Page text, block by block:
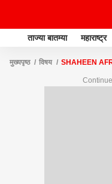
ताज्या बातम्या महाराष्ट्र
मुख्यपृष्ठ विषय SHAHEEN